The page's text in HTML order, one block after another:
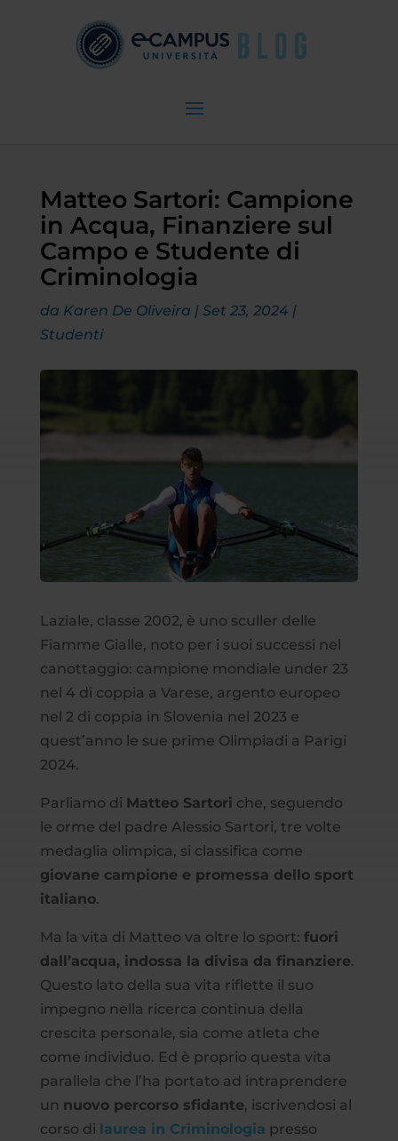
Matteo Sartori: Campione
in Acqua, Finanziere sul
Campo e Studente di
Criminologia
da Karen De Oliveira | Set 23, 2024 |
Studenti
Laziale, classe 2002, è uno sculler delle
Fiamme Gialle, noto per i suoi successi nel
canottaggio: campione mondiale under 23
nel 4 di coppia a Varese, argento europeo
nel 2 di coppia in Slovenia nel 2023 e
quest’anno le sue prime Olimpiadi a Parigi
2024.
Parliamo di Matteo Sartori che, seguendo
le orme del padre Alessio Sartori, tre volte
medaglia olimpica, si classifica come
giovane campione e promessa dello sport
italiano.
Ma la vita di Matteo va oltre lo sport: fuori
dall’acqua, indossa la divisa da finanziere.
Questo lato della sua vita riflette il suo
impegno nella ricerca continua della
crescita personale, sia come atleta che
come individuo. Ed è proprio questa vita
parallela che l’ha portato ad intraprendere
un nuovo percorso sfidante, iscrivendosi al
corso di laurea in Criminologia presso